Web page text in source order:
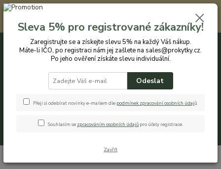
Registrovaným zákazníkům nabízíme slevu 5% na každý nákup. Máte-li
IČO, po registraci nám jej zašlete na sales@prokytky.cz. Po jeho ověření
získáte slevu individuální. Přejít na registraci →
CZK
+420 774 544 973 0ks
Sleva 5% pro registrované zákazníky!
Zaregistrujte se a získejte slevu 5% na každý Váš nákup.
Máte-li IČO, po registraci nám jej zašlete na sales@prokytky.cz.
Po jeho ověření získáte slevu individuální.
Odeslat
Přeji si odebírat novinky e-mailem dle podmínek zpracování osobních údajů.
Souhlasím se zpracováním osobních údajů pro účely registrace.
Zavřít